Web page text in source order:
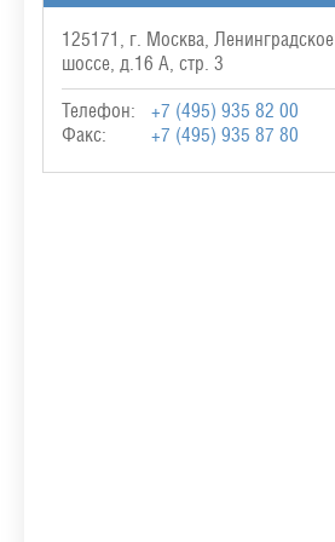
125171, г. Москва, Ленинградское
шоссе, д.16 А, стр. 3
Телефон:
+7 (495) 935 82 00
Факс:
+7 (495) 935 87 80